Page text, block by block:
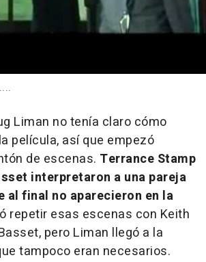
Liman no tenía claro cómo
película, así que empezó
de escenas. Terrance Stamp
interpretaron a una pareja
al final no aparecieron en la
repetir esas escenas con Keith
pero Liman llegó a la
tampoco eran necesarios.